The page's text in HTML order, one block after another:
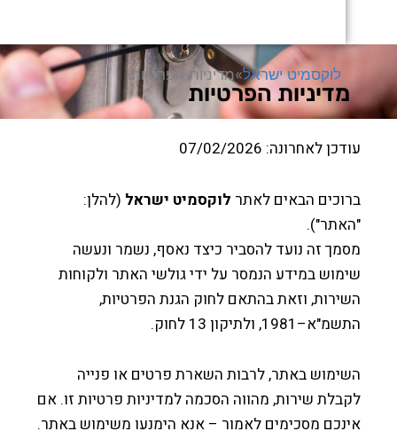
לוקסמיט ישראל»מדיניות הפרטיות
הפרטיות
לאחרונה: 07/02/2026
הבאים לאתרלוקסמיט ישראל(להלן:
זה נועד להסביר כיצד נאסף, נשמר ונעשה
במידע הנמסר על ידי גולשי האתר ולקוחות
וזאת בהתאם לחוק הגנת הפרטיות,
ולתיקון 13 לחוק.
באתר, לרבות השארת פרטים או פנייה
שירות, מהווה הסכמה למדיניות פרטיות זו. אם
מסכימים לאמור – אנא הימנעו משימוש באתר.